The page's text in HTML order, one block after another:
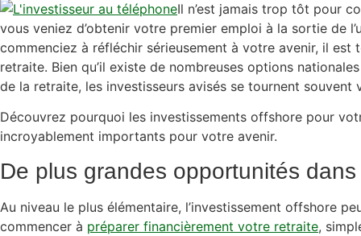
Il n’est jamais trop tôt pour
vous veniez d’obtenir votre premier emploi à la sortie de
commenciez à réfléchir sérieusement à votre avenir, il est
retraite. Bien qu’il existe de nombreuses options
de la retraite, les investisseurs avisés se tournent souvent
Découvrez pourquoi les investissements offshore pour
incroyablement importants pour votre avenir.
De plus grandes opportunités
Au niveau le plus élémentaire, l’investissement offshore
commencer à préparer financièrement votre retraite,